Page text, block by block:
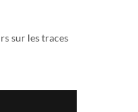
sur les traces